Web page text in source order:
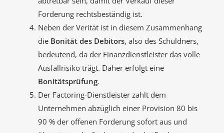
Forderung rechtsbeständig ist.
Neben der Verität ist in diesem Zusammenhang
die Bonität des Debitors, also des Schuldners,
bedeutend, da der Finanzdienstleister das volle
Ausfallrisiko trägt. Daher erfolgt eine
Bonitätsprüfung.
Der Factoring-Dienstleister zahlt dem
Unternehmen abzüglich einer Provision 80 bis
90 % der offenen Forderung sofort aus und